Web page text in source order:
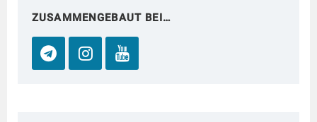
ZUSAMMENGEBAUT BEI…